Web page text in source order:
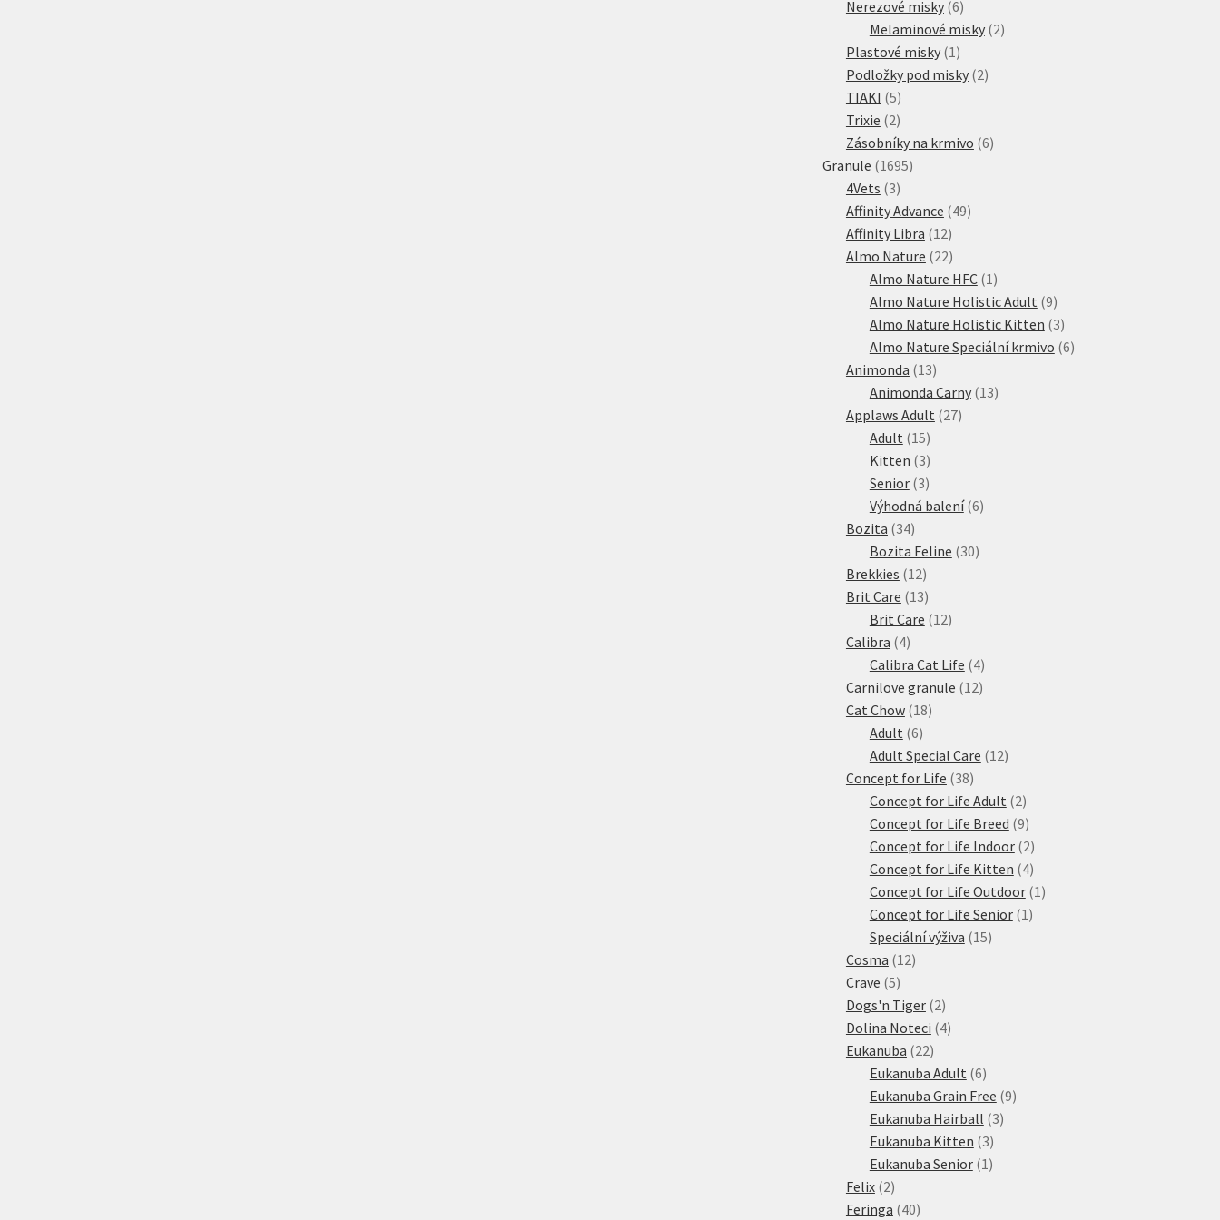
Nerezové misky 66
produktů
Melaminové misky 22
Plastové misky 1 1
produkt
Podložky pod misky 22
TIAKI 55
produktů
Trixie 22
produkty
Zásobníky na krmivo 66
Granule 16951695
4Vets 33
produkty
Affinity Advance 4949
Affinity Libra 1212
produktů
Almo Nature 2222
produktů
Almo Nature HFC 1 1
produkt
Almo Nature Holistic Adult 99
produktů
Almo Nature Holistic Kitten 33
produkty
Almo Nature Speciální krmivo 66
Animonda 1313
produktů
Animonda Carny 1313
Applaws Adult 2727
Adult 1515
produktů
Kitten 33
produkty
Senior 33
produkty
Výhodná balení 66
Bozita 3434
produktů
Bozita Feline 3030
Brekkies 1212
produktů
Brit Care 1313
produktů
Brit Care 1212
Calibra 44
produkty
Calibra Cat Life 44
produkty
Carnilove granule 1212
Cat Chow 1818
Adult 66
produktů
Adult Special Care 1212
Concept for Life 3838
produktů
Concept for Life Adult 22
produkty
Concept for Life Breed 99
produktů
Concept for Life Indoor 22
produkty
Concept for Life Kitten 44
produkty
Concept for Life Outdoor 1 1
Concept for Life Senior 1 1
Speciální výživa 1515
Cosma 1212
Crave 55
produktů
Dogs'n Tiger 22
produkty
Dolina Noteci 44
Eukanuba 2222
produktů
Eukanuba Adult 66
produktů
Eukanuba Grain Free 99
Eukanuba Hairball 33
Eukanuba Kitten 33
produkty
Eukanuba Senior 1 1
Felix 22
produkty
Feringa 4040